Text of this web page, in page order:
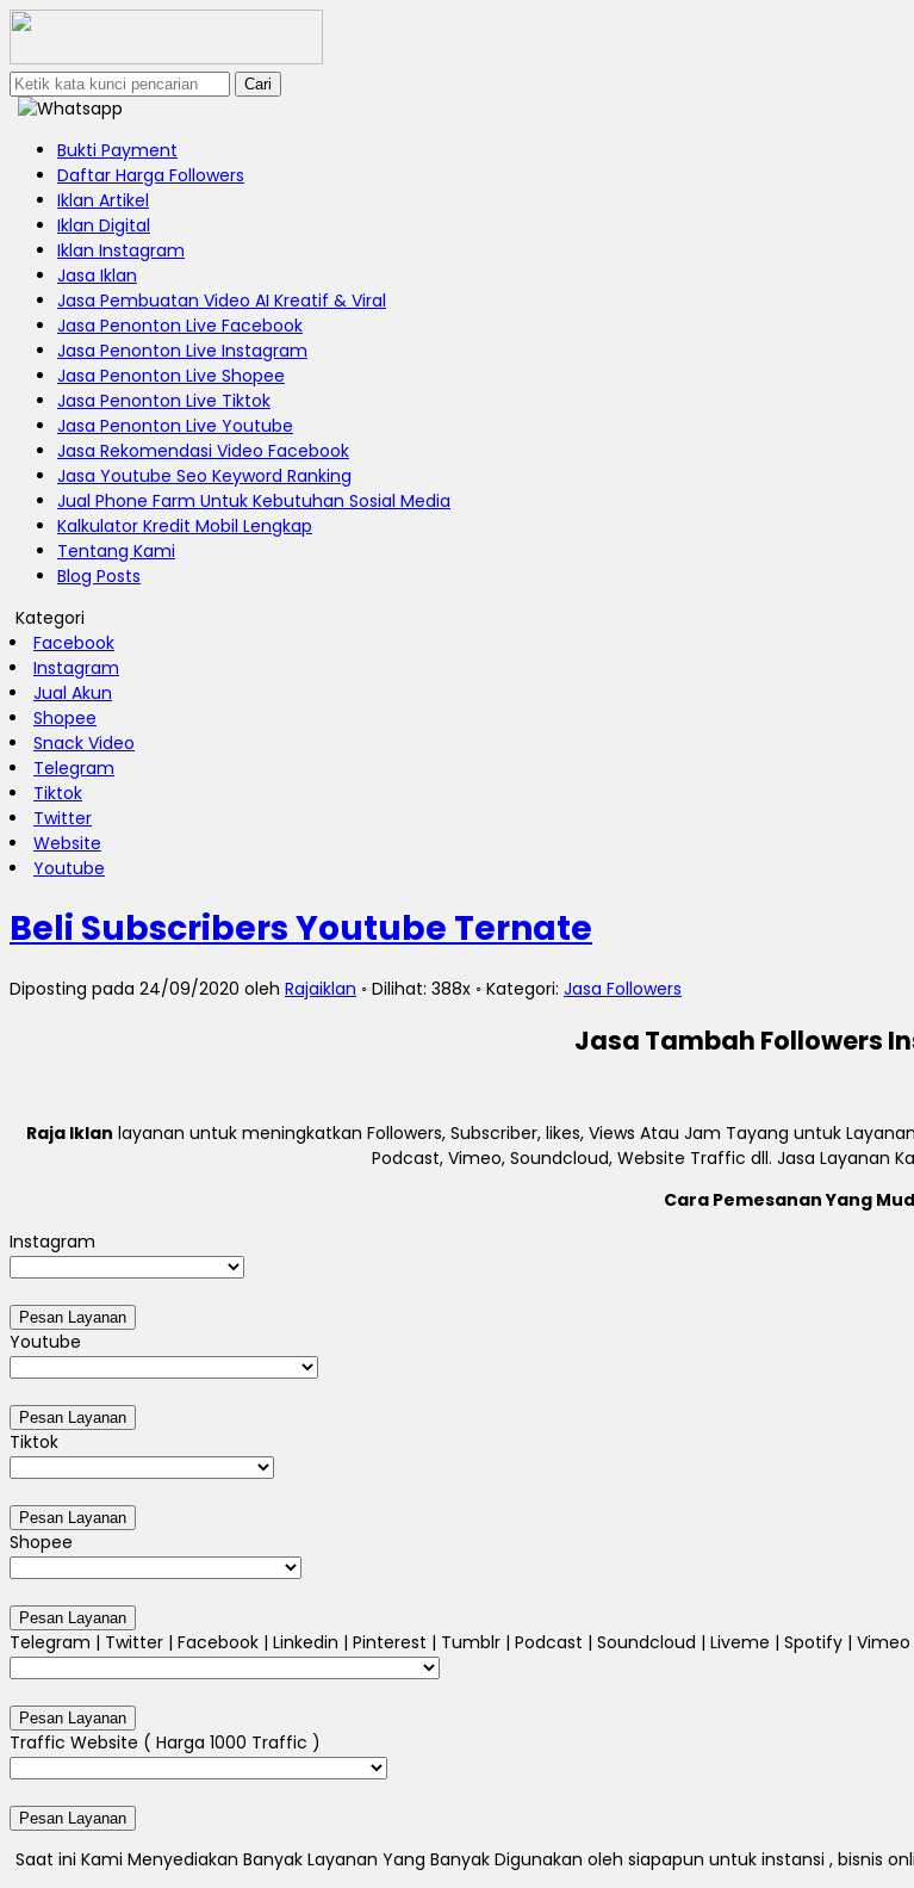
Cari
Bukti Payment
Daftar Harga Followers
Iklan Artikel
Iklan Digital
Iklan Instagram
Jasa Iklan
Jasa Pembuatan Video AI Kreatif & Viral
Jasa Penonton Live Facebook
Jasa Penonton Live Instagram
Jasa Penonton Live Shopee
Jasa Penonton Live Tiktok
Jasa Penonton Live Youtube
Jasa Rekomendasi Video Facebook
Jasa Youtube Seo Keyword Ranking
Jual Phone Farm Untuk Kebutuhan Sosial Media
Kalkulator Kredit Mobil Lengkap
Tentang Kami
Blog Posts
Kategori
Facebook
Instagram
Jual Akun
Shopee
Snack Video
Telegram
Tiktok
Twitter
Website
Youtube
Beli Subscribers Youtube Ternate
Diposting pada 24/09/2020 oleh Rajaiklan ◦ Dilihat: 388x ◦ Kategori: Jasa Followers
Jasa Tambah Followers
Raja Iklan layanan untuk meningkatkan Followers, Subscriber, likes, Views Atau Jam Tayang untuk
Podcast, Vimeo, Soundcloud, Website Traffic dll. Jasa Layanan
Cara Pemesanan Yang
Instagram
Youtube
Tiktok
Shopee
Telegram | Twitter | Facebook | Linkedin | Pinterest | Tumblr | Podcast | Soundcloud | Liveme | Spotify | Vimeo
Traffic Website ( Harga 1000 Traffic )
Saat ini Kami Menyediakan Banyak Layanan Yang Banyak Digunakan oleh siapapun untuk instansi ,